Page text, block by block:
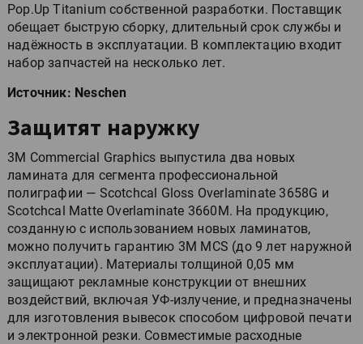
Pop.Up Titanium собственной разработки. Поставщик
обещает быструю сборку, длительный срок службы и
надёжность в эксплуатации. В комплектацию входит
набор запчастей на несколько лет.
Источник: Neschen
Защитят наружку
3M Commercial Graphics выпустила два новых
ламината для сегмента профессиональной
полиграфии — Scotchcal Gloss Overlaminate 3658G и
Scotchcal Matte Overlaminate 3660M. На продукцию,
созданную с использованием новых ламинатов,
можно получить гарантию 3M MCS (до 9 лет наружной
эксплуатации). Материалы толщиной 0,05 мм
защищают рекламные конструкции от внешних
воздействий, включая УФ-излучение, и предназначены
для изготовления вывесок способом цифровой печати
и электронной резки. Совместимые расходные